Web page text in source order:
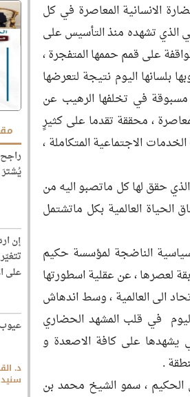
إن
على
د.
سنيد
الانسانية المعاصرة في كل
الذي تشهده منذ التأسيس على
على قمم حممها المتفجرة ،
بلسانها اليوم نتيجة لتعرضها
مسبوقة في تخلفها الرهيب عن
، محققة تقدما على كثيرٍ
الاجتماعية المتكاملة ،
حقق لها كل ماتصبو اليه من
الحياة العالمية بكل ماتشتمل
الناضجة لمؤسسة حكيم
لعصرها ، عن عقلية اسطورتها
الى العالمية ، وسط اندهاش
في قلب المشهد الحضاري
يشهدها على كافة الاصعدة و
.
الحكيم ، سمو الشيخ محمد بن